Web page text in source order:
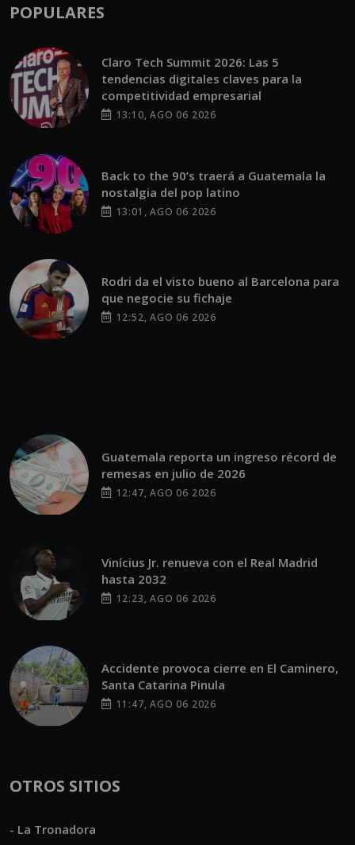
POPULARES
Claro Tech Summit 2026: Las 5
tendencias digitales claves para la
competitividad empresarial
13:10, AGO 06 2026
Back to the 90’s traerá a Guatemala la
nostalgia del pop latino
13:01, AGO 06 2026
Rodri da el visto bueno al Barcelona para
que negocie su fichaje
12:52, AGO 06 2026
Guatemala reporta un ingreso récord de
remesas en julio de 2026
12:47, AGO 06 2026
Vinícius Jr. renueva con el Real Madrid
hasta 2032
12:23, AGO 06 2026
Accidente provoca cierre en El Caminero,
Santa Catarina Pinula
11:47, AGO 06 2026
OTROS SITIOS
- La Tronadora